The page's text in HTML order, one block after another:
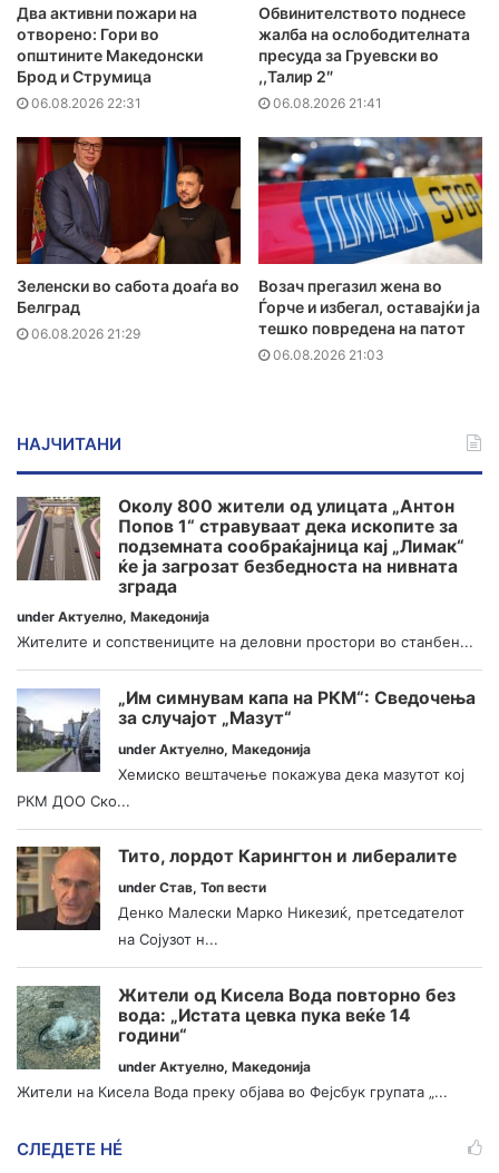
Два активни пожари на
отворено: Гори во
општините Македонски
Брод и Струмица
06.08.2026 22:31
Обвинителството поднесе
жалба на ослободителната
пресуда за Груевски во
,,Талир 2″
06.08.2026 21:41
Зеленски во сабота доаѓа во
Белград
06.08.2026 21:29
Возач прегазил жена во
Ѓорче и избегал, оставајќи ја
тешко повредена на патот
06.08.2026 21:03
НАЈЧИТАНИ
Околу 800 жители од улицата „Антон
Попов 1“ стравуваат дека ископите за
подземната сообраќајница кај „Лимак“
ќе ја загрозат безбедноста на нивната
зграда
under Актуелно, Македонија
Жителите и сопствениците на деловни простори во станбен...
„Им симнувам капа на РКМ“: Сведочења
за случајот „Мазут“
under Актуелно, Македонија
Хемиско вештачење покажува дека мазутот кој
РКМ ДОО Ско...
Тито, лордот Карингтон и либералите
under Став, Топ вести
Денко Малески Марко Никезиќ, претседателот
на Сојузот н...
Жители од Кисела Вода повторно без
вода: „Истата цевка пука веќе 14
години“
under Актуелно, Македонија
Жители на Кисела Вода преку објава во Фејсбук групата „...
СЛЕДЕТЕ НÉ